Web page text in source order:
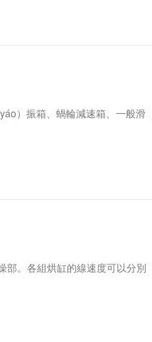
振箱、蝸輪減速箱、一般滑（
各組烘缸的線速度可以分別